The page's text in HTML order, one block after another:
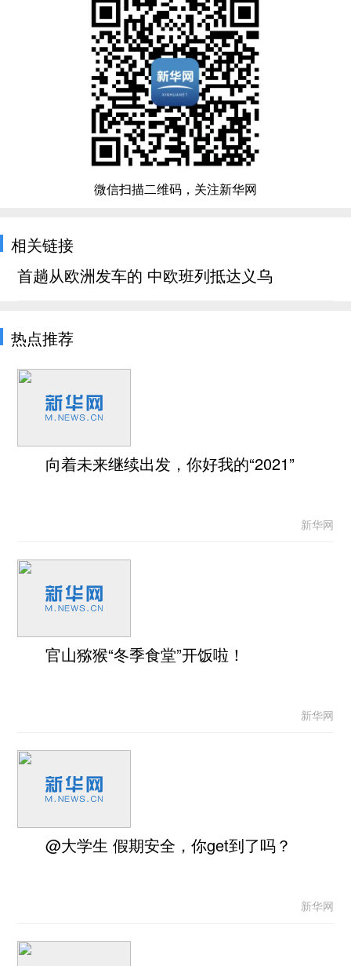
微信扫描二维码，关注新华网
相关链接
首趟从欧洲发车的 中欧班列抵达义乌
热点推荐
向着未来继续出发，你好我的“2021”
新华网
官山猕猴“冬季食堂”开饭啦！
新华网
@大学生 假期安全，你get到了吗？
新华网